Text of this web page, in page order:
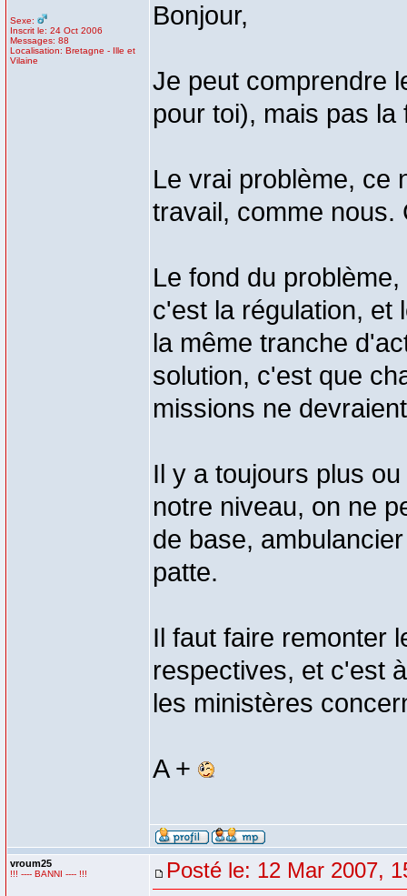
Sexe:
Inscrit le: 24 Oct 2006
Messages: 88
Localisation: Bretagne - Ille et
Vilaine
Bonjour,
Je peut comprendre
pour toi), mais pas la
Le vrai problème, ce
travail, comme nous.
Le fond du
c'est la régulation, et
la même tranche
solution, c'est que
missions ne
Il y a toujours plus
notre niveau, on ne
de base,
patte.
Il faut faire remonter
respectives, et c'est
les ministères
A +
vroum25
!!! ---- BANNI ---- !!! Posté le: 12 Mar 2007,